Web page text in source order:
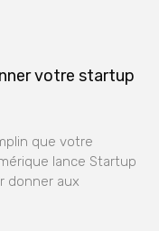
votre startup
que votre
lance Startup
donner aux